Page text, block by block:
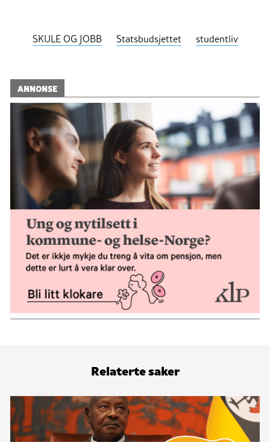
SKULE OG JOBB Statsbudsjettet studentliv
ANNONSE
Relaterte saker